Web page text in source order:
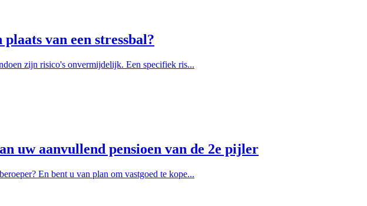
van een stressbal?
zijn risico's onvermijdelijk. Een specifiek ris...
uw aanvullend pensioen van de 2e pijler
En bent u van plan om vastgoed te kope...